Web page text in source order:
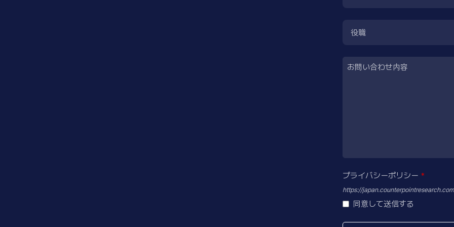
役職
お問い合わせ内容
プライバシーポリシー *
https://
同意して送信する